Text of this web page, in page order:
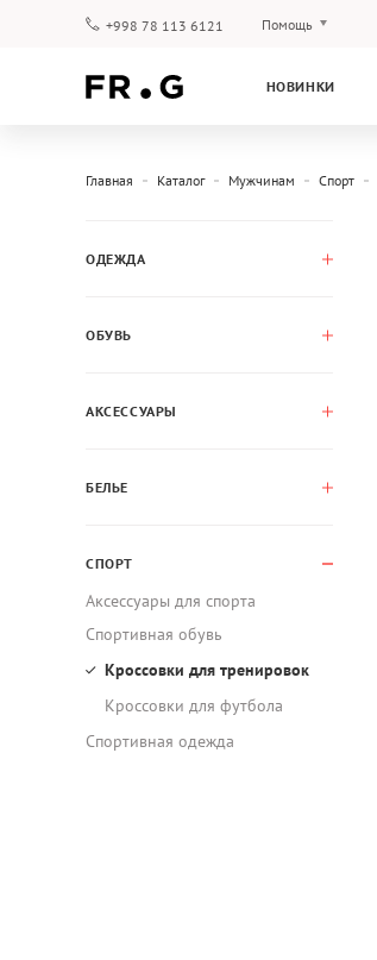
+998 78 113 6121 Помощь
НОВИНКИ
Главная Каталог Мужчинам Спорт
ОДЕЖДА
ОБУВЬ
АКСЕССУАРЫ
БЕЛЬЕ
СПОРТ
Аксессуары для спорта
Спортивная обувь
Кроссовки для тренировок
Кроссовки для футбола
Спортивная одежда